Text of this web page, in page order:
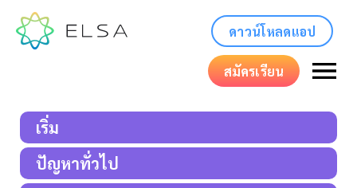
ดาวน์โหลดแอป
สมัครเรียน
เริ่ม
ปัญหาทั่วไป